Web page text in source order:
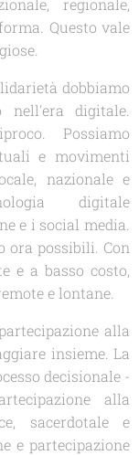
regionale,
Questo vale
dobbiamo
nell'era digitale.
Possiamo
e movimenti
nazionale e
digitale
e i social media.
ora possibili. Con
e a basso costo,
e lontane.
alla
insieme. La
decisionale -
alla
sacerdotale e
e partecipazione